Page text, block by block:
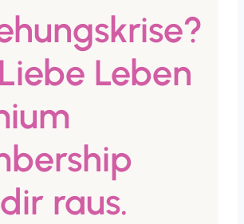
Leben
raus.